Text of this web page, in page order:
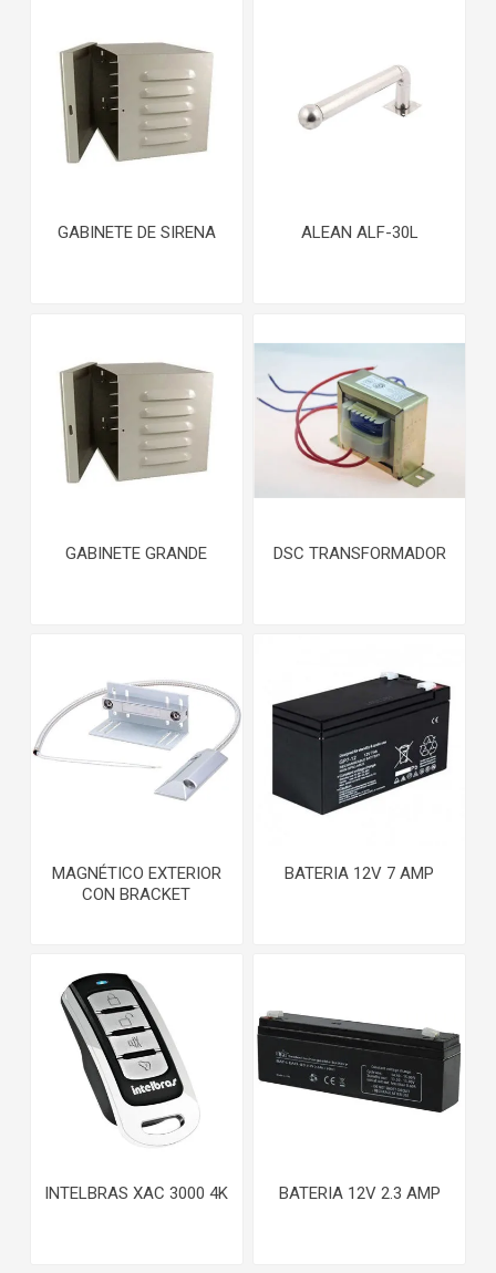
GABINETE DE SIRENA ALEAN ALF-30L
GABINETE GRANDE DSC TRANSFORMADOR
MAGNÉTICO EXTERIOR
CON BRACKET
BATERIA 12V 7 AMP
INTELBRAS XAC 3000 4K BATERIA 12V 2.3 AMP